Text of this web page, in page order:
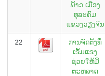
ພ້າວ ເມືອງ
ທຸລະຄົມ
ແຂວງວຽງຈັນ
22
ການຈັດຕັ້ງທີ່
ເຂັ້ມແຂງ
ຊ່ວຍໃຫ້ມີ
ຕະຫລາດ